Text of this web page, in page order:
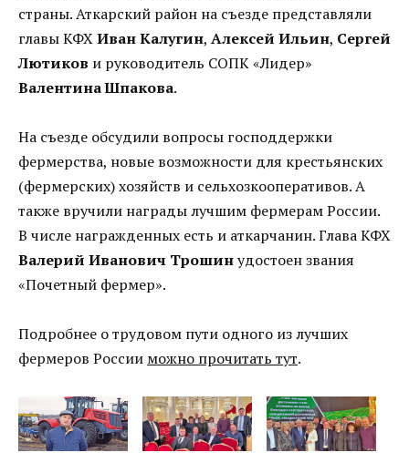
страны. Аткарский район на съезде представляли
главы КФХИван Калугин, Алексей Ильин, Сергей
Лютиков и руководитель СОПК «Лидер»
Валентина Шпакова.
На съезде обсудили вопросы господдержки
фермерства, новые возможности для крестьянских
(фермерских) хозяйств и сельхозкооперативов. А
также вручили награды лучшим фермерам России.
В числе награжденных есть и аткарчанин. Глава КФХ
Валерий Иванович Трошинудостоен звания
«Почетный фермер».
Подробнее о трудовом пути одного из лучших
фермеров России можно прочитать тут.